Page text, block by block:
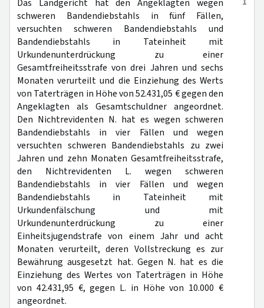
Das Landgericht hat den Angeklagten wegen
schweren Bandendiebstahls in fünf Fällen,
versuchten schweren Bandendiebstahls und
Bandendiebstahls in Tateinheit mit
Urkundenunterdrückung zu einer
Gesamtfreiheitsstrafe von drei Jahren und sechs
Monaten verurteilt und die Einziehung des Werts
von Taterträgen in Höhe von 52.431,05 € gegen den
Angeklagten als Gesamtschuldner angeordnet.
Den Nichtrevidenten N. hat es wegen schweren
Bandendiebstahls in vier Fällen und wegen
versuchten schweren Bandendiebstahls zu zwei
Jahren und zehn Monaten Gesamtfreiheitsstrafe,
den Nichtrevidenten L. wegen schweren
Bandendiebstahls in vier Fällen und wegen
Bandendiebstahls in Tateinheit mit
Urkundenfälschung und mit
Urkundenunterdrückung zu einer
Einheitsjugendstrafe von einem Jahr und acht
Monaten verurteilt, deren Vollstreckung es zur
Bewährung ausgesetzt hat. Gegen N. hat es die
Einziehung des Wertes von Taterträgen in Höhe
von 42.431,95 €, gegen L. in Höhe von 10.000 €
angeordnet.